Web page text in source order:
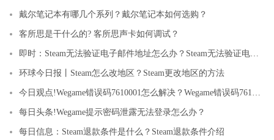
戴尔笔记本有哪几个系列？戴尔笔记本如何选购？
客所思是干什么的? 客所思声卡如何调试？
即时：Steam无法验证电子邮件地址怎么办？Steam无法验证电子邮件地址的解决方法
环球今日报丨Steam怎么改地区？Steam更改地区的方法
今日观点!Wegame错误码7610001怎么解决？Wegame错误码7610001解决方法
每日头条!Wegame提示密码泄露无法登录怎么办？
每日信息：Steam退款条件是什么？Steam退款条件介绍